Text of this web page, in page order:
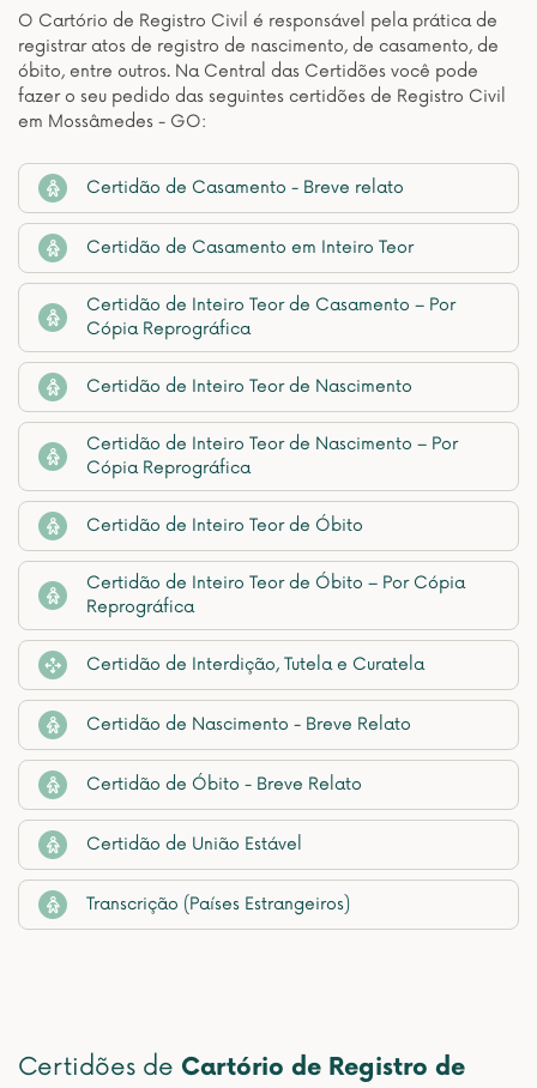
O Cartório de Registro Civil é responsável pela prática de
registrar atos de registro de nascimento, de casamento, de
óbito, entre outros. Na Central das Certidões você pode
fazer o seu pedido das seguintes certidões de Registro Civil
em Mossâmedes - GO:
Certidão de Casamento - Breve relato
Certidão de Casamento em Inteiro Teor
Certidão de Inteiro Teor de Casamento – Por
Cópia Reprográfica
Certidão de Inteiro Teor de Nascimento
Certidão de Inteiro Teor de Nascimento – Por
Cópia Reprográfica
Certidão de Inteiro Teor de Óbito
Certidão de Inteiro Teor de Óbito – Por Cópia
Reprográfica
Certidão de Interdição, Tutela e Curatela
Certidão de Nascimento - Breve Relato
Certidão de Óbito - Breve Relato
Certidão de União Estável
Transcrição (Países Estrangeiros)
Certidões de Cartório de Registro de